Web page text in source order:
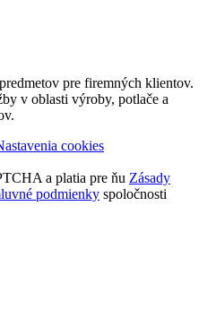
pre firemných klientov.
v oblasti výroby, potlače a
cookies
a platia pre ňu Zásady
podmienky spoločnosti